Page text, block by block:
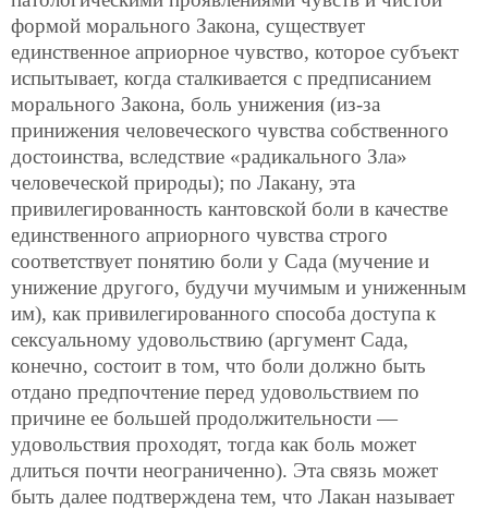
формой морального Закона, существует
единственное априорное чувство, которое субъект
испытывает, когда сталкивается с предписанием
морального Закона, боль унижения (из-за
принижения человеческого чувства собственного
достоинства, вследствие «радикального Зла»
человеческой природы); по Лакану, эта
привилегированность кантовской боли в качестве
единственного априорного чувства строго
соответствует понятию боли у Сада (мучение и
унижение другого, будучи мучимым и униженным
им), как привилегированного способа доступа к
сексуальному удовольствию (аргумент Сада,
конечно, состоит в том, что боли должно быть
отдано предпочтение перед удовольствием по
причине ее большей продолжительности —
удовольствия проходят, тогда как боль может
длиться почти неограниченно). Эта связь может
быть далее подтверждена тем, что Лакан называет